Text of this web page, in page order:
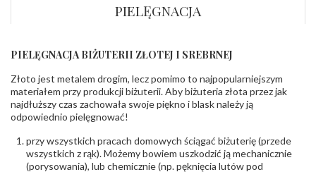
INNE PARAMETRY
Producent
odpowiedzialny:
Łazur sp.j. Kowalowy 134 38-200 Jasło; NIP:
6850004631; tel.13 44 56 100;
biuro@obraczki.pl ,PZ Stelmach Sp. z o.o. ul.
Północna 22 45-805 Opole; NIP 7542889545;
Tel. +48 77 54 90 100; biuro@stelmach.pl
Bezpieczeństwo
- rodzaj
ostrzeżenia:
Nie nadaje się dla dzieci w wieku poniżej 3 lat
, Elementy w wyrobie wykonane z białego złota
zawierają nikiel
PIELĘGNACJA
PIELĘGNACJA BIŻUTERII ZŁOTEJ I SREBRNEJ
Złoto jest metalem drogim, lecz pomimo to najpopularniejszym
materiałem przy produkcji biżuterii. Aby biżuteria złota przez jak
najdłuższy czas zachowała swoje piękno i blask należy ją
odpowiednio pielęgnować!
przy wszystkich pracach domowych ściągać biżuterię (przede
wszystkich z rąk). Możemy bowiem uszkodzić ją mechanicznie
(porysowania), lub chemicznie (np. pęknięcia lutów pod